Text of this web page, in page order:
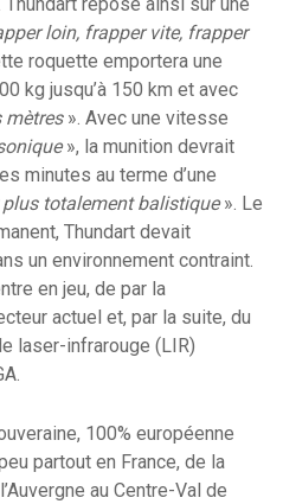
repose ainsi sur une
loin, frapper vite, frapper
roquette emportera une
kg jusqu’à 150 km et avec
mètres». Avec une vitesse
», la munition devrait
minutes au terme d’une
plus totalement balistique». Le
Thundart devait
un environnement contraint.
en jeu, de par la
actuel et, par la suite, du
laser-infrarouge (LIR)
100% européenne
partout en France, de la
au Centre-Val de